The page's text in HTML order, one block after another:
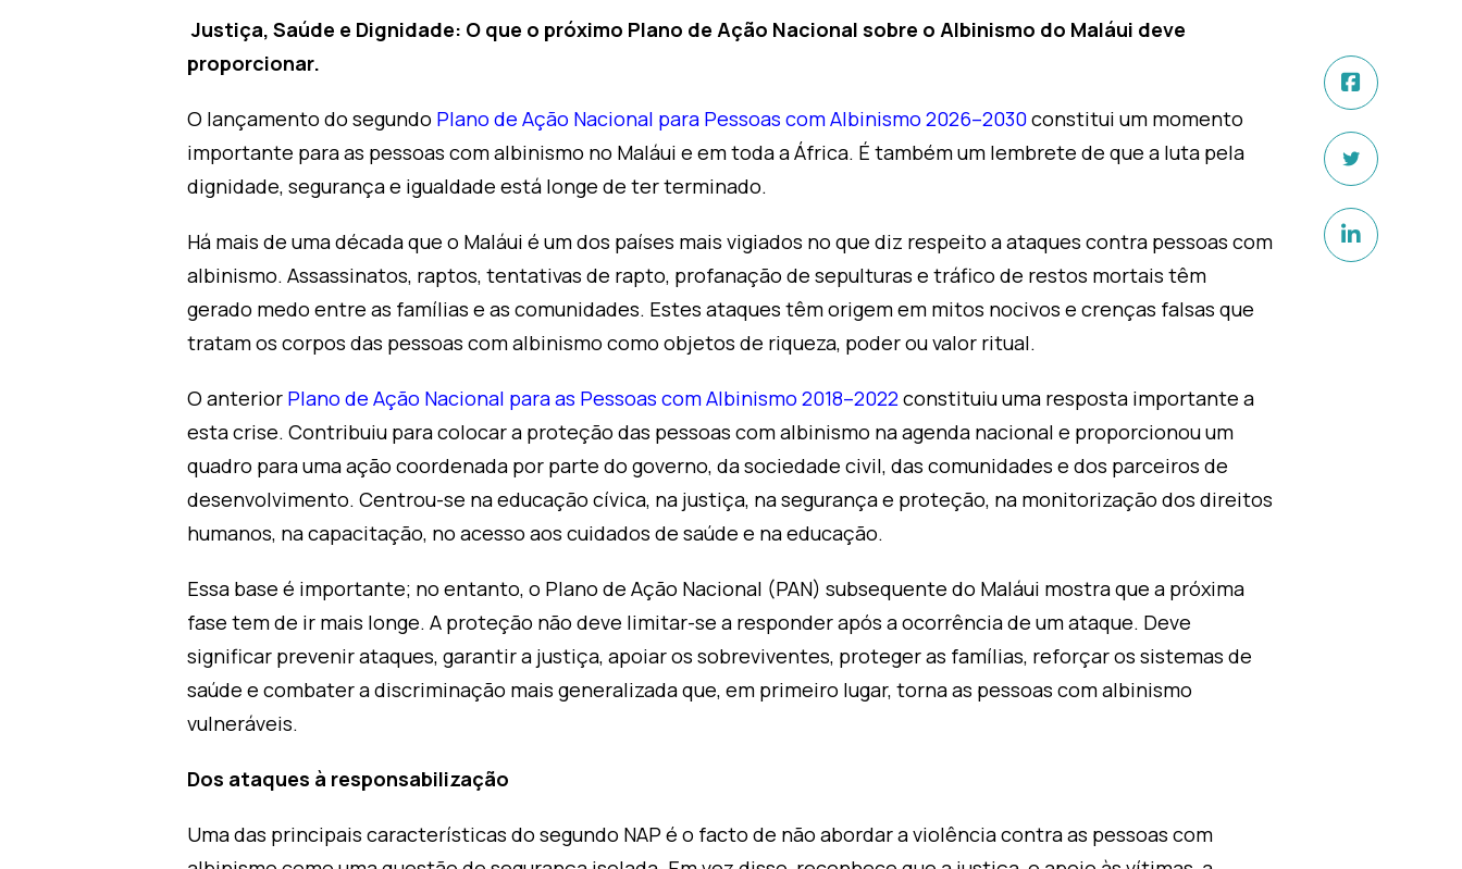
Justiça, Saúde e Dignidade: O que o próximo Plano de Ação Nacional sobre o Albinismo do Maláui deve
proporcionar.
O lançamento do segundo Plano de Ação Nacional para Pessoas com Albinismo 2026–2030constitui um momento
importante para as pessoas com albinismo no Maláui e em toda a África. É também um lembrete de que a luta pela
dignidade, segurança e igualdade está longe de ter terminado.
Há mais de uma década que o Maláui é um dos países mais vigiados no que diz respeito a ataques contra pessoas com
albinismo. Assassinatos, raptos, tentativas de rapto, profanação de sepulturas e tráfico de restos mortais têm
gerado medo entre as famílias e as comunidades. Estes ataques têm origem em mitos nocivos e crenças falsas que
tratam os corpos das pessoas com albinismo como objetos de riqueza, poder ou valor ritual.
O anterior Plano de Ação Nacional para as Pessoas com Albinismo 2018–2022constituiu uma resposta importante a
esta crise. Contribuiu para colocar a proteção das pessoas com albinismo na agenda nacional e proporcionou um
quadro para uma ação coordenada por parte do governo, da sociedade civil, das comunidades e dos parceiros de
desenvolvimento. Centrou-se na educação cívica, na justiça, na segurança e proteção, na monitorização dos direitos
humanos, na capacitação, no acesso aos cuidados de saúde e na educação.
Essa base é importante; no entanto, o Plano de Ação Nacional (PAN) subsequente do Maláui mostra que a próxima
fase tem de ir mais longe. A proteção não deve limitar-se a responder após a ocorrência de um ataque. Deve
significar prevenir ataques, garantir a justiça, apoiar os sobreviventes, proteger as famílias, reforçar os sistemas de
saúde e combater a discriminação mais generalizada que, em primeiro lugar, torna as pessoas com albinismo
vulneráveis.
Dos ataques à responsabilização
Uma das principais características do segundo NAP é o facto de não abordar a violência contra as pessoas com